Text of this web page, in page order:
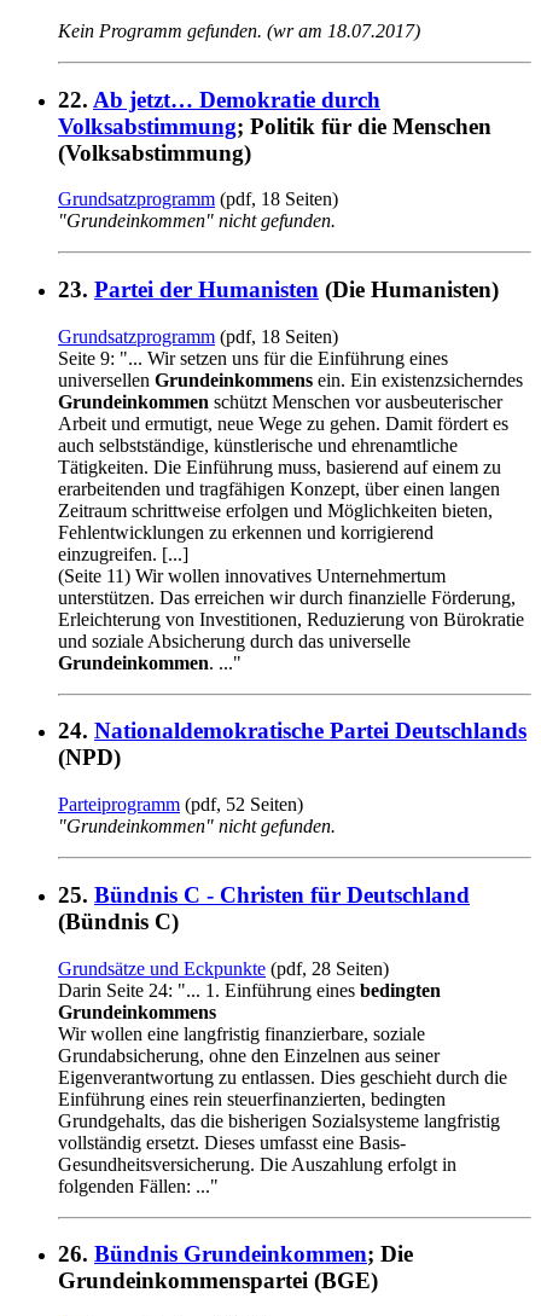
Kein Programm gefunden. (wr am 18.07.2017)
22. Ab jetzt… Demokratie durch
Volksabstimmung; Politik für die Menschen
(Volksabstimmung)
Grundsatzprogramm (pdf, 18 Seiten)
"Grundeinkommen" nicht gefunden.
23. Partei der Humanisten (Die Humanisten)
Grundsatzprogramm (pdf, 18 Seiten)
Seite 9: "... Wir setzen uns für die Einführung eines
universellen Grundeinkommens ein. Ein existenzsicherndes
Grundeinkommen schützt Menschen vor ausbeuterischer
Arbeit und ermutigt, neue Wege zu gehen. Damit fördert es
auch selbstständige, künstlerische und ehrenamtliche
Tätigkeiten. Die Einführung muss, basierend auf einem zu
erarbeitenden und tragfähigen Konzept, über einen langen
Zeitraum schrittweise erfolgen und Möglichkeiten bieten,
Fehlentwicklungen zu erkennen und korrigierend
einzugreifen. [...]
(Seite 11) Wir wollen innovatives Unternehmertum
unterstützen. Das erreichen wir durch finanzielle Förderung,
Erleichterung von Investitionen, Reduzierung von Bürokratie
und soziale Absicherung durch das universelle
Grundeinkommen. ..."
24. Nationaldemokratische Partei Deutschlands
(NPD)
Parteiprogramm (pdf, 52 Seiten)
"Grundeinkommen" nicht gefunden.
25. Bündnis C - Christen für Deutschland
(Bündnis C)
Grundsätze und Eckpunkte (pdf, 28 Seiten)
Darin Seite 24: "... 1. Einführung eines bedingten
Grundeinkommens
Wir wollen eine langfristig finanzierbare, soziale
Grundabsicherung, ohne den Einzelnen aus seiner
Eigenverantwortung zu entlassen. Dies geschieht durch die
Einführung eines rein steuerfinanzierten, bedingten
Grundgehalts, das die bisherigen Sozialsysteme langfristig
vollständig ersetzt. Dieses umfasst eine Basis-
Gesundheitsversicherung. Die Auszahlung erfolgt in
folgenden Fällen: ..."
26. Bündnis Grundeinkommen; Die
Grundeinkommenspartei (BGE)